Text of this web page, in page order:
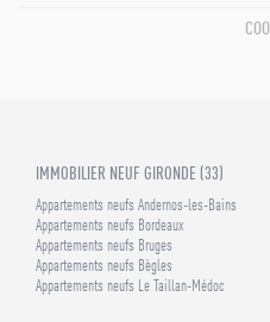
IMMOBILIER NEUF GIRONDE (33)
Appartements neufs Andernos-les-Bains
Appartements neufs Bordeaux
Appartements neufs Bruges
Appartements neufs Bègles
Appartements neufs Le Taillan-Médoc